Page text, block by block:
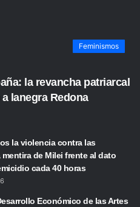
Feminismos
la revancha patriarcal
lanegra Redona
la violencia contra las
mentira de Milei frente al dato
cada 40 horas
Económico de las Artes